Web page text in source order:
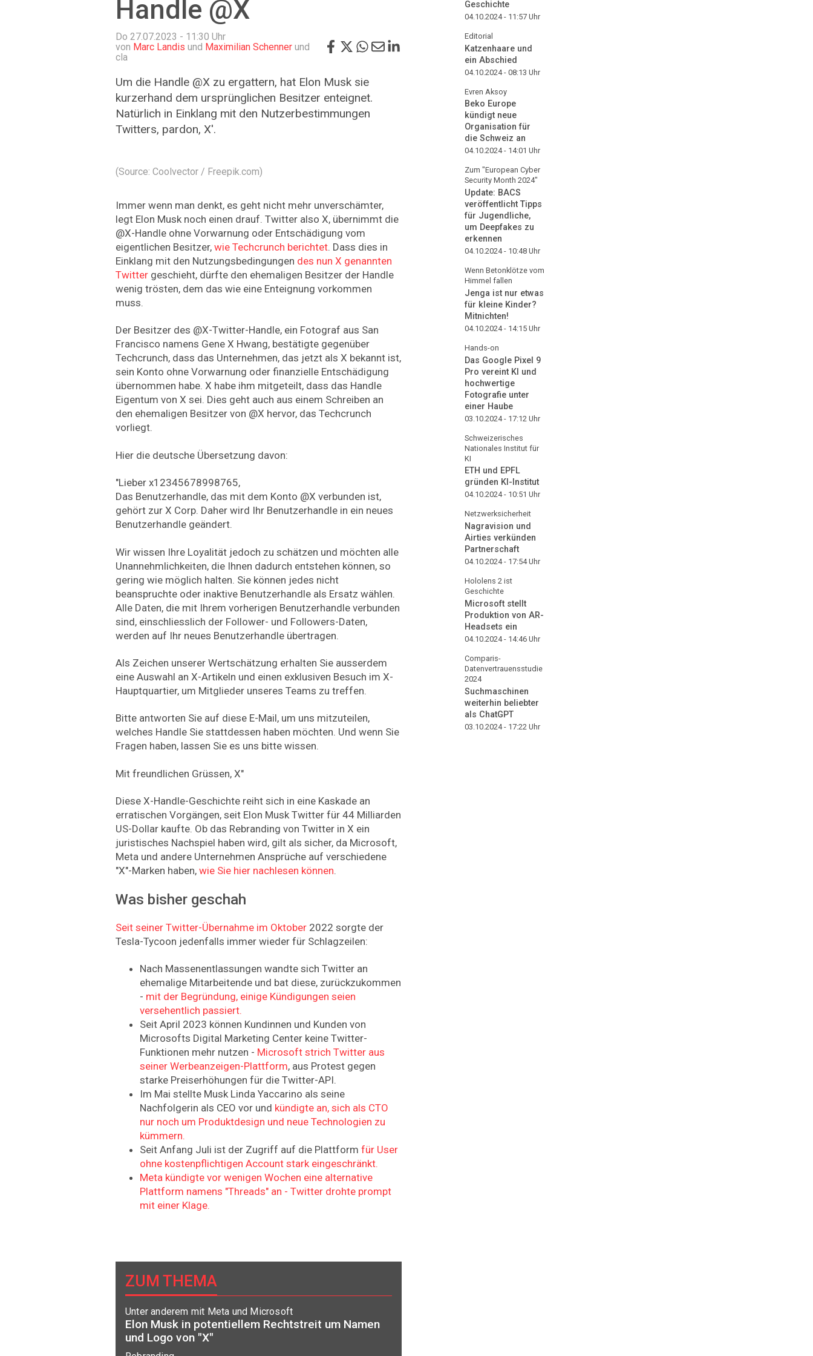
Handle @X
Do 27.07.2023 - 11:30 Uhr
von Marc Landis und Maximilian Schenner und
cla
Um die Handle @X zu ergattern, hat Elon Musk sie
kurzerhand dem ursprünglichen Besitzer enteignet.
Natürlich in Einklang mit den Nutzerbestimmungen
Twitters, pardon, X'.
(Source: Coolvector / Freepik.com)
Immer wenn man denkt, es geht nicht mehr unverschämter,
legt Elon Musk noch einen drauf. Twitter also X, übernimmt die
@X-Handle ohne Vorwarnung oder Entschädigung vom
eigentlichen Besitzer, wie Techcrunch berichtet. Dass dies in
Einklang mit den Nutzungsbedingungen des nun X genannten
Twitter geschieht, dürfte den ehemaligen Besitzer der Handle
wenig trösten, dem das wie eine Enteignung vorkommen
muss.
Der Besitzer des @X-Twitter-Handle, ein Fotograf aus San
Francisco namens Gene X Hwang, bestätigte gegenüber
Techcrunch, dass das Unternehmen, das jetzt als X bekannt ist,
sein Konto ohne Vorwarnung oder finanzielle Entschädigung
übernommen habe. X habe ihm mitgeteilt, dass das Handle
Eigentum von X sei. Dies geht auch aus einem Schreiben an
den ehemaligen Besitzer von @X hervor, das Techcrunch
vorliegt.
Hier die deutsche Übersetzung davon:
"Lieber x12345678998765,
Das Benutzerhandle, das mit dem Konto @X verbunden ist,
gehört zur X Corp. Daher wird Ihr Benutzerhandle in ein neues
Benutzerhandle geändert.
Wir wissen Ihre Loyalität jedoch zu schätzen und möchten alle
Unannehmlichkeiten, die Ihnen dadurch entstehen können, so
gering wie möglich halten. Sie können jedes nicht
beanspruchte oder inaktive Benutzerhandle als Ersatz wählen.
Alle Daten, die mit Ihrem vorherigen Benutzerhandle verbunden
sind, einschliesslich der Follower- und Followers-Daten,
werden auf Ihr neues Benutzerhandle übertragen.
Als Zeichen unserer Wertschätzung erhalten Sie ausserdem
eine Auswahl an X-Artikeln und einen exklusiven Besuch im X-
Hauptquartier, um Mitglieder unseres Teams zu treffen.
Bitte antworten Sie auf diese E-Mail, um uns mitzuteilen,
welches Handle Sie stattdessen haben möchten. Und wenn Sie
Fragen haben, lassen Sie es uns bitte wissen.
Mit freundlichen Grüssen, X"
Diese X-Handle-Geschichte reiht sich in eine Kaskade an
erratischen Vorgängen, seit Elon Musk Twitter für 44 Milliarden
US-Dollar kaufte. Ob das Rebranding von Twitter in X ein
juristisches Nachspiel haben wird, gilt als sicher, da Microsoft,
Meta und andere Unternehmen Ansprüche auf verschiedene
"X"-Marken haben, wie Sie hier nachlesen können.
Was bisher geschah
Seit seiner Twitter-Übernahme im Oktober 2022 sorgte der
Tesla-Tycoon jedenfalls immer wieder für Schlagzeilen:
Nach Massenentlassungen wandte sich Twitter an
ehemalige Mitarbeitende und bat diese, zurückzukommen
- mit der Begründung, einige Kündigungen seien
versehentlich passiert.
Seit April 2023 können Kundinnen und Kunden von
Microsofts Digital Marketing Center keine Twitter-
Funktionen mehr nutzen - Microsoft strich Twitter aus
seiner Werbeanzeigen-Plattform, aus Protest gegen
starke Preiserhöhungen für die Twitter-API.
Im Mai stellte Musk Linda Yaccarino als seine
Nachfolgerin als CEO vor und kündigte an, sich als CTO
nur noch um Produktdesign und neue Technologien zu
kümmern.
Seit Anfang Juli ist der Zugriff auf die Plattform für User
ohne kostenpflichtigen Account stark eingeschränkt.
Meta kündigte vor wenigen Wochen eine alternative
Plattform namens "Threads" an - Twitter drohte prompt
mit einer Klage.
ZUM THEMA
Unter anderem mit Meta und Microsoft
Elon Musk in potentiellem Rechtstreit um Namen
und Logo von "X"
Geschichte
04.10.2024 - 11:57 Uhr
Editorial
Katzenhaare und
ein Abschied
04.10.2024 - 08:13 Uhr
Evren Aksoy
Beko Europe
kündigt neue
Organisation für
die Schweiz an
04.10.2024 - 14:01 Uhr
Zum "European Cyber
Security Month 2024"
Update: BACS
veröffentlicht Tipps
für Jugendliche,
um Deepfakes zu
erkennen
04.10.2024 - 10:48 Uhr
Wenn Betonklötze vom
Himmel fallen
Jenga ist nur etwas
für kleine Kinder?
Mitnichten!
04.10.2024 - 14:15 Uhr
Hands-on
Das Google Pixel 9
Pro vereint KI und
hochwertige
Fotografie unter
einer Haube
03.10.2024 - 17:12 Uhr
Schweizerisches
Nationales Institut für
KI
ETH und EPFL
gründen KI-Institut
04.10.2024 - 10:51 Uhr
Netzwerksicherheit
Nagravision und
Airties verkünden
Partnerschaft
04.10.2024 - 17:54Uhr
Hololens 2 ist
Geschichte
Microsoft stellt
Produktion von AR-
Headsets ein
04.10.2024 - 14:46 Uhr
Comparis-
Datenvertrauensstudie
2024
Suchmaschinen
weiterhin beliebter
als ChatGPT
03.10.2024 - 17:22 Uhr